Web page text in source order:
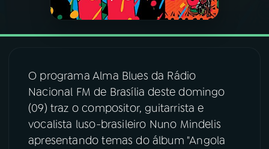
07ÚLTIMAS
08 FESTIVAL DE MÚSICA
ACOMPANHE A RÁDIO NACIONAL
YouTube Facebook
O programa Alma Blues da Rádio
Nacional FM de Brasília deste domingo
(09) traz o compositor, guitarrista e
vocalista luso-brasileiro Nuno Mindelis
apresentando temas do álbum "Angola